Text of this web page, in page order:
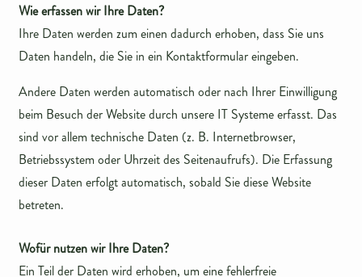
Wie erfassen wir Ihre Daten?
Ihre Daten werden zum einen dadurch erhoben, dass Sie uns
Daten handeln, die Sie in ein Kontaktformular eingeben.
Andere Daten werden automatisch oder nach Ihrer Einwilligung
beim Besuch der Website durch unsere IT Systeme erfasst. Das
sind vor allem technische Daten (z. B. Internetbrowser,
Betriebssystem oder Uhrzeit des Seitenaufrufs). Die Erfassung
dieser Daten erfolgt automatisch, sobald Sie diese Website
betreten.
Wofür nutzen wir Ihre Daten?
Ein Teil der Daten wird erhoben, um eine fehlerfreie